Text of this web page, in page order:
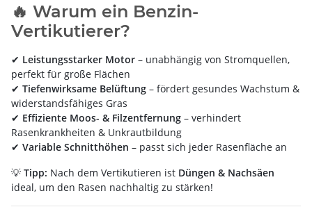
🔥 Warum ein Benzin-
Vertikutierer?
✔ Leistungsstarker Motor – unabhängig von Stromquellen,
perfekt für große Flächen
✔ Tiefenwirksame Belüftung – fördert gesundes Wachstum &
widerstandsfähiges Gras
✔ Effiziente Moos- & Filzentfernung – verhindert
Rasenkrankheiten & Unkrautbildung
✔ Variable Schnitthöhen – passt sich jeder Rasenfläche an
💡 Tipp: Nach dem Vertikutieren ist Düngen & Nachsäen
ideal, um den Rasen nachhaltig zu stärken!